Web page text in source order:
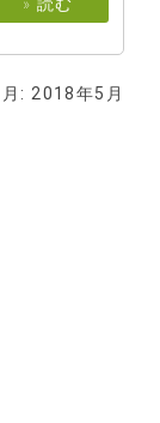
月: 2018年5月